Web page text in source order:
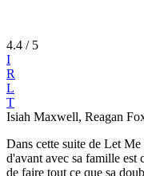
4.4 / 5
I
R
L
T
Isiah Maxwell, Reagan
Dans cette suite de Let
d'avant avec sa famille est
de faire tout ce que sa